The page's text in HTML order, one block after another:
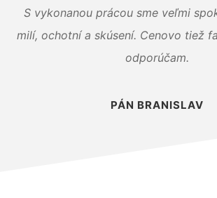
S vykonanou prácou sme veľmi
milí, ochotní a skúsení. Cenovo tiež
odporúčam.
PÁN BRANISLAV